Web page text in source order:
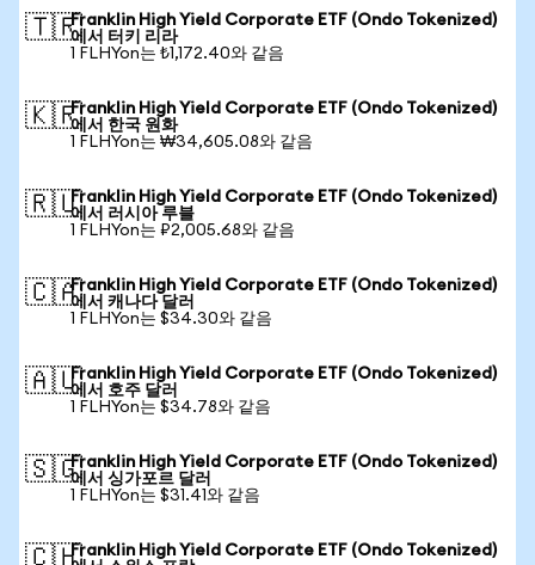
🇹🇷Franklin High Yield Corporate ETF (Ondo Tokenized)
에서 터키 리라
1 FLHYon는 ₺1,172.40와 같음
🇰🇷Franklin High Yield Corporate ETF (Ondo Tokenized)
에서 한국 원화
1 FLHYon는 ₩34,605.08와 같음
🇷🇺Franklin High Yield Corporate ETF (Ondo Tokenized)
에서 러시아 루블
1 FLHYon는 ₽2,005.68와 같음
🇨🇦Franklin High Yield Corporate ETF (Ondo Tokenized)
에서 캐나다 달러
1 FLHYon는 $34.30와 같음
🇦🇺Franklin High Yield Corporate ETF (Ondo Tokenized)
에서 호주 달러
1 FLHYon는 $34.78와 같음
🇸🇬Franklin High Yield Corporate ETF (Ondo Tokenized)
에서 싱가포르 달러
1 FLHYon는 $31.41와 같음
🇨🇭Franklin High Yield Corporate ETF (Ondo Tokenized)